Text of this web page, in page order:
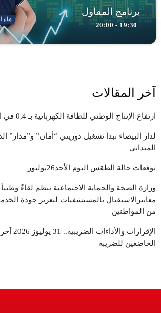
برنامج المقاول
19:30 - 20:00
آخر المقالات
ارتفاع الإنتاج الوطني للطاقة الكهربائية بـ 0,4 في المائة
لدار البيضاء تبدأ تشغيل دوريتي “أمان” و”مدار”
الميداني
توقعات حالة الطقس البوم الأحد26يوليوز
وزارة الصحة والحماية الاجتماعية تنظم لقاءً
معاييرالاستقبال بالمستشفيات لتعزيز جودة
من المواطنين
الخاضعين للضريبة